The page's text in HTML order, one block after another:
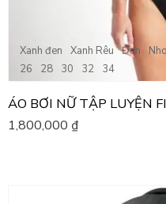
Xanh đen Xanh Rêu Đen Nho
26
28 30 32 34
ÁO BƠI NỮ TẬP LUYỆN
1,800,000 ₫